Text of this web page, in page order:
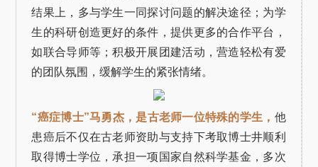
结果上，多与学生一同探讨问题的解决途径；为学
生的科研创造更好的条件，提供更多的合作平台，
如联合导师等；积极开展团建活动，营造轻松有爱
的团队氛围，缓解学生的紧张情绪。
“癌症博士”马勇杰，是古老师一位特殊的学生， 他
患癌后不仅在古老师资助与支持下考取博士井顺利
取得博士学位，承担一项国家自然科学基金，多次